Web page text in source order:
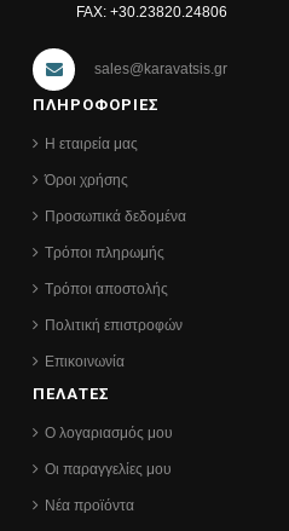
FAX: +30.23820.24806
sales@karavatsis.gr
ΠΛΗΡΟΦΟΡΙΕΣ
Η εταιρεία μας
Όροι χρήσης
Προσωπικά δεδομένα
Τρόποι πληρωμής
Τρόποι αποστολής
Πολιτική επιστροφών
Επικοινωνία
ΠΕΛΑΤΕΣ
Ο λογαριασμός μου
Οι παραγγελίες μου
Νέα προϊόντα